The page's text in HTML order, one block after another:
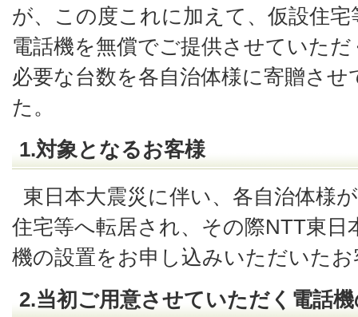
が、この度これに加えて、仮設住
電話機を無償でご提供させていた
必要な台数を各自治体様に寄贈さ
た。
1.対象となるお客様
東日本大震災に伴い、各自治体様
住宅等へ転居され、その際NTT東日
機の設置をお申し込みいただいたお
2.当初ご用意させていただく電話